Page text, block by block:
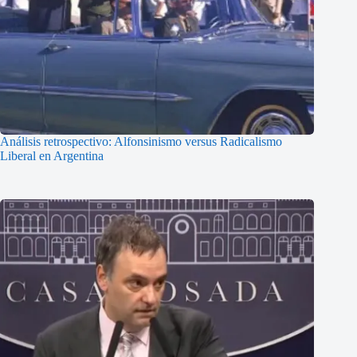
Análisis retrospectivo: Alfonsinismo versus Radicalismo
Liberal en Argentina